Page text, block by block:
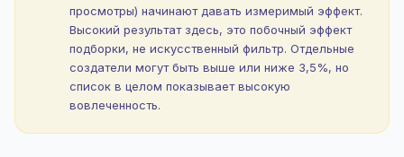
просмотры) начинают давать измеримый эффект.
Высокий результат здесь, это побочный эффект
подборки, не искусственный фильтр. Отдельные
создатели могут быть выше или ниже 3,5%, но
список в целом показывает высокую
вовлеченность.